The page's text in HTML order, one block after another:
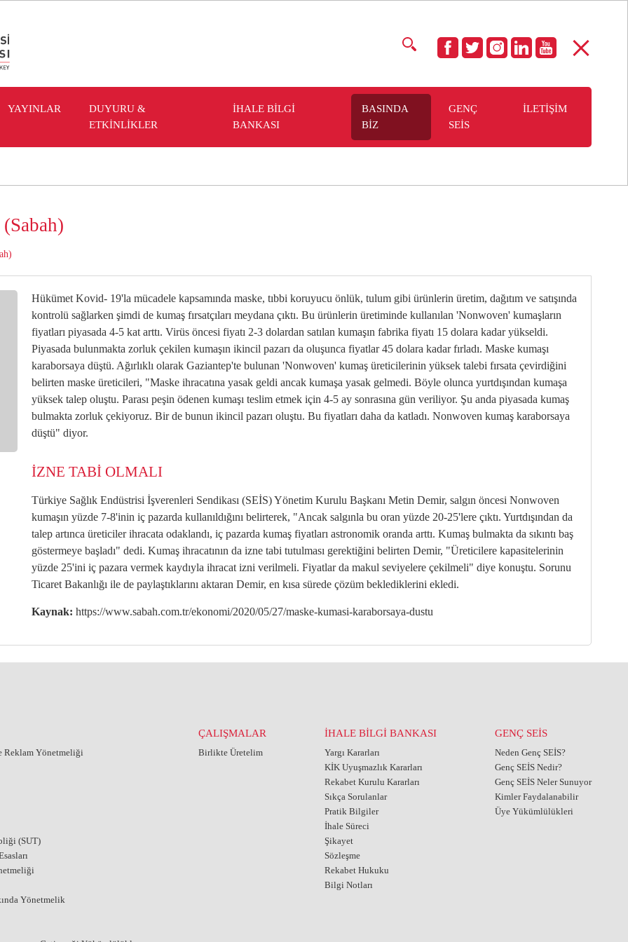
YAYINLAR
DUYURU &
ETKİNLİKLER
İHALE BİLGİ
BANKASI
BASINDA
BİZ
GENÇ
SEİS
İLETİŞİM
Hükümet Kovid- 19'la mücadele kapsamında maske, tıbbi koruyucu önlük, tulum gibi ürünlerin üretim, dağıtım ve satışında
kontrolü sağlarken şimdi de kumaş fırsatçıları meydana çıktı. Bu ürünlerin üretiminde kullanılan 'Nonwoven' kumaşların
fiyatları piyasada 4-5 kat arttı. Virüs öncesi fiyatı 2-3 dolardan satılan kumaşın fabrika fiyatı 15 dolara kadar yükseldi.
Piyasada bulunmakta zorluk çekilen kumaşın ikincil pazarı da oluşunca fiyatlar 45 dolara kadar fırladı. Maske kumaşı
karaborsaya düştü. Ağırlıklı olarak Gaziantep'te bulunan 'Nonwoven' kumaş üreticilerinin yüksek talebi fırsata çevirdiğini
belirten maske üreticileri, "Maske ihracatına yasak geldi ancak kumaşa yasak gelmedi. Böyle olunca yurtdışından kumaşa
yüksek talep oluştu. Parası peşin ödenen kumaşı teslim etmek için 4-5 ay sonrasına gün veriliyor. Şu anda piyasada kumaş
bulmakta zorluk çekiyoruz. Bir de bunun ikincil pazarı oluştu. Bu fiyatları daha da katladı. Nonwoven kumaş karaborsaya
düştü" diyor.
İZNE TABİ OLMALI
Türkiye Sağlık Endüstrisi İşverenleri Sendikası (SEİS) Yönetim Kurulu Başkanı Metin Demir, salgın öncesi Nonwoven
kumaşın yüzde 7-8'inin iç pazarda kullanıldığını belirterek, "Ancak salgınla bu oran yüzde 20-25'lere çıktı. Yurtdışından da
talep artınca üreticiler ihracata odaklandı, iç pazarda kumaş fiyatları astronomik oranda arttı. Kumaş bulmakta da sıkıntı baş
göstermeye başladı" dedi. Kumaş ihracatının da izne tabi tutulması gerektiğini belirten Demir, "Üreticilere kapasitelerinin
yüzde 25'ini iç pazara vermek kaydıyla ihracat izni verilmeli. Fiyatlar da makul seviyelere çekilmeli" diye konuştu. Sorunu
Ticaret Bakanlığı ile de paylaştıklarını aktaran Demir, en kısa sürede çözüm beklediklerini ekledi.
Kaynak: https://www.sabah.com.tr/ekonomi/2020/05/27/maske-kumasi-karaborsaya-dustu
Reklam Yönetmeliği
(SUT)
Yönetmelik
ÇALIŞMALAR
Birlikte Üretelim
İHALE BİLGİ BANKASI
Yargı Kararları
KİK Uyuşmazlık Kararları
Rekabet Kurulu Kararları
Sıkça Sorulanlar
Pratik Bilgiler
İhale Süreci
Şikayet
Sözleşme
Rekabet Hukuku
Bilgi Notları
GENÇ SEİS
Neden Genç SEİS?
Genç SEİS Nedir?
Genç SEİS Neler Sunuyor
Kimler Faydalanabilir
Üye Yükümlülükleri